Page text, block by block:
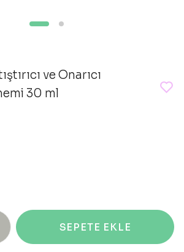
ve Onarıcı
30 ml
SEPETE EKLE